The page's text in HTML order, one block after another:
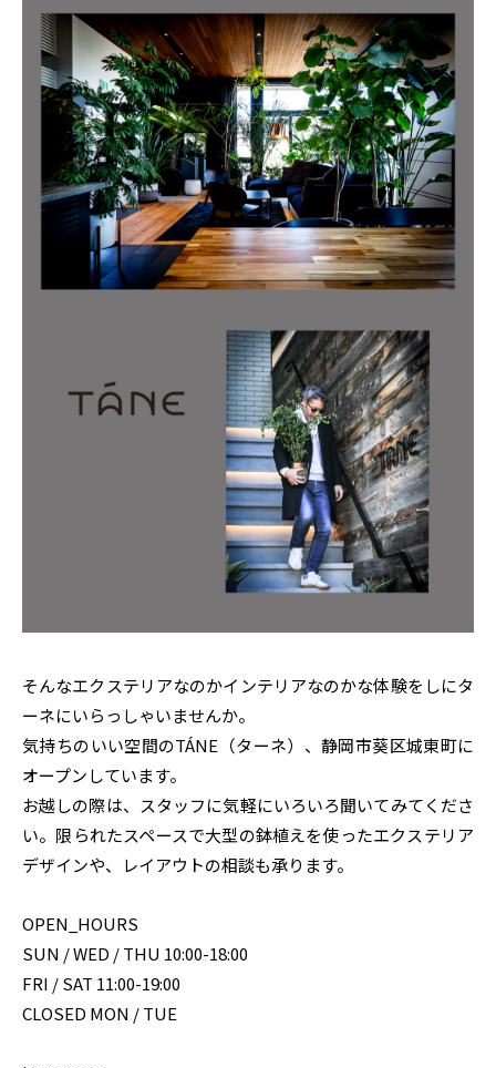
そんなエクステリアなのかインテリアなのかな体験をしにタ
ーネにいらっしゃいませんか。
気持ちのいい空間のTÁNE（ターネ）、静岡市葵区城東町に
オープンしています。
お越しの際は、スタッフに気軽にいろいろ聞いてみてくださ
い。限られたスペースで大型の鉢植えを使ったエクステリア
デザインや、レイアウトの相談も承ります。
OPEN_HOURS
SUN / WED / THU 10:00-18:00
FRI / SAT 11:00-19:00
CLOSED MON / TUE